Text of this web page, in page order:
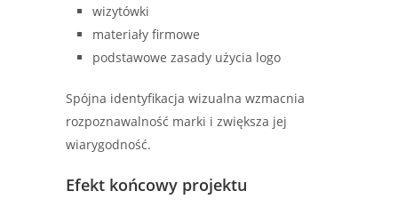
wizytówki
materiały firmowe
podstawowe zasady użycia logo
Spójna identyfikacja wizualna wzmacnia
rozpoznawalność marki i zwiększa jej
wiarygodność.
Efekt końcowy projektu